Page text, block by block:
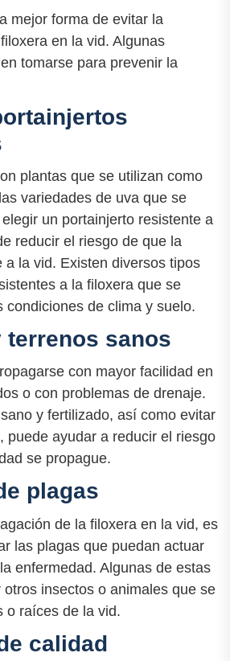
mejor forma de evitar la
en la vid. Algunas
tomarse para prevenir la
plantas que se utilizan como
variedades de uva que se
un portainjerto resistente a
reducir el riesgo de que la
a la vid. Existen diversos tipos
a la filoxera que se
condiciones de clima y suelo.
terrenos sanos
con mayor facilidad en
o con problemas de drenaje.
y fertilizado, así como evitar
puede ayudar a reducir el riesgo
se propague.
plagas
de la filoxera en la vid, es
las plagas que puedan actuar
enfermedad. Algunas de estas
insectos o animales que se
o raíces de la vid.
calidad